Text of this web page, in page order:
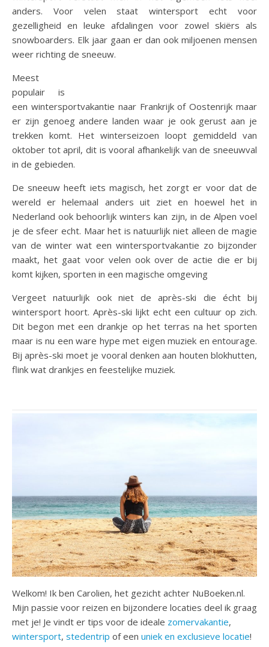
anders. Voor velen staat wintersport echt voor
gezelligheid en leuke afdalingen voor zowel skiërs als
snowboarders. Elk jaar gaan er dan ook miljoenen mensen
weer richting de sneeuw.
Meest
populair is
een wintersportvakantie naar Frankrijk of Oostenrijk maar
er zijn genoeg andere landen waar je ook gerust aan je
trekken komt. Het winterseizoen loopt gemiddeld van
oktober tot april, dit is vooral afhankelijk van de sneeuwval
in de gebieden.
De sneeuw heeft iets magisch, het zorgt er voor dat de
wereld er helemaal anders uit ziet en hoewel het in
Nederland ook behoorlijk winters kan zijn, in de Alpen voel
je de sfeer echt. Maar het is natuurlijk niet alleen de magie
van de winter wat een wintersportvakantie zo bijzonder
maakt, het gaat voor velen ook over de actie die er bij
komt kijken, sporten in een magische omgeving
Vergeet natuurlijk ook niet de après-ski die écht bij
wintersport hoort. Après-ski lijkt echt een cultuur op zich.
Dit begon met een drankje op het terras na het sporten
maar is nu een ware hype met eigen muziek en entourage.
Bij après-ski moet je vooral denken aan houten blokhutten,
flink wat drankjes en feestelijke muziek.
Welkom! Ik ben Carolien, het gezicht achter NuBoeken.nl.
Mijn passie voor reizen en bijzondere locaties deel ik graag
met je! Je vindt er tips voor de ideale zomervakantie,
wintersport, stedentrip of een uniek en exclusieve locatie!